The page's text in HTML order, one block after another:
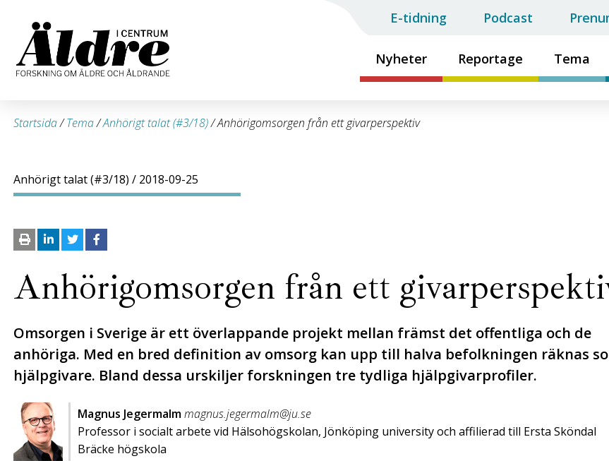
Nyheter Reportage Tema
E-tidning Podcast
Startsida/Tema/Anhörigt talat (#3/18)/Anhörigomsorgen från ett givarperspektiv
Anhörigt talat (#3/18) / 2018-09-25
Anhörigomsorgen från ett
Omsorgen i Sverige är ett överlappande projekt mellan främst det offentliga och de
anhöriga. Med en bred definition av omsorg kan upp till halva befolkningen räknas
hjälpgivare. Bland dessa urskiljer forskningen tre tydliga hjälpgivarprofiler.
Magnus Jegermalmmagnus.jegermalm@ju.se
Professor i socialt arbete vid Hälsohögskolan, Jönköping university och affilierad till Ersta Sköndal
Bräcke högskola